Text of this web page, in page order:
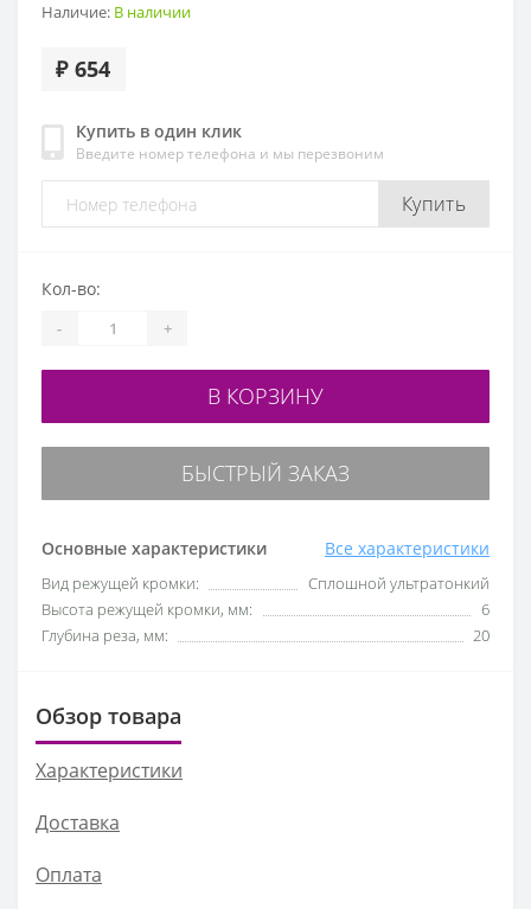
Наличие: В наличии
₽ 654
Купить в один клик
Введите номер телефона и мы перезвоним
Купить
Основные характеристики Все характеристики
Вид режущей кромки:
Сплошной ультратонкий
Высота режущей кромки, мм:
6
Глубина реза, мм:
20
Кол-во:
- +
В КОРЗИНУ
БЫСТРЫЙ ЗАКАЗ
Обзор товара
Характеристики
Доставка
Оплата